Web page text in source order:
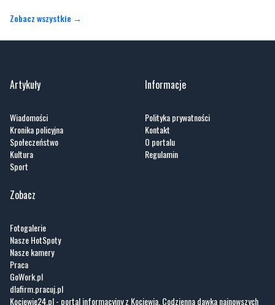
Zobacz wszystkie →
Artykuły
Wiadomości
Kronika policyjna
Społeczeństwo
Kultura
Sport
Informacje
Polityka prywatności
Kontakt
O portalu
Regulamin
Zobacz
Fotogalerie
Nasze HotSpoty
Nasze kamery
Praca
GoWork.pl
dlafirm.pracuj.pl
Kociewie24.pl - portal informacyjny z Kociewia. Codzienna dawka najnowszych